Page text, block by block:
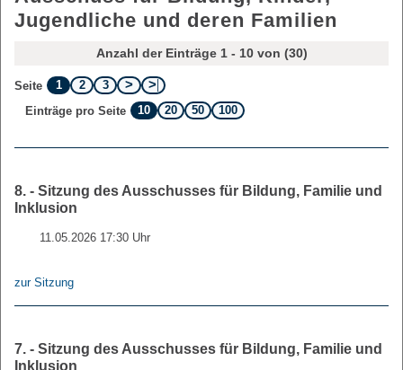
Jugendliche und deren Familien
Anzahl der Einträge 1 - 10 von (30)
Seite 1 2
3
Einträge pro Seite
10 20 50 100
8. - Sitzung des Ausschusses für Bildung, Familie und
Inklusion
11.05.2026 17:30 Uhr
zur Sitzung
7. - Sitzung des Ausschusses für Bildung, Familie und
Inklusion